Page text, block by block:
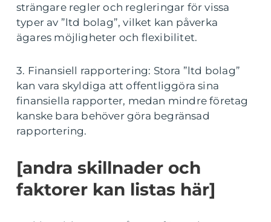
strängare regler och regleringar för vissa
typer av ”ltd bolag”, vilket kan påverka
ägares möjligheter och flexibilitet.
3. Finansiell rapportering: Stora ”ltd bolag”
kan vara skyldiga att offentliggöra sina
finansiella rapporter, medan mindre företag
kanske bara behöver göra begränsad
rapportering.
[andra skillnader och
faktorer kan listas här]